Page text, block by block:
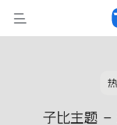
热
子比主题 –